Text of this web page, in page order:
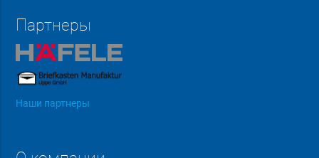
Партнеры
Наши партнеры